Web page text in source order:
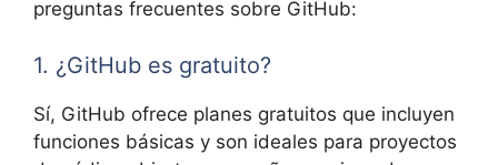
preguntas frecuentes sobre GitHub:
1. ¿GitHub es gratuito?
Sí, GitHub ofrece planes gratuitos que incluyen
funciones básicas y son ideales para proyectos